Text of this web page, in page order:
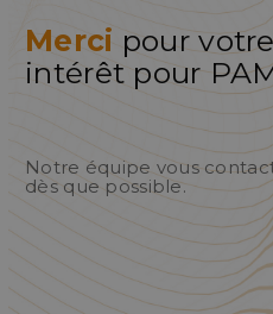
Merci pour votre
intérêt pour
Notre équipe vous
dès que possible.